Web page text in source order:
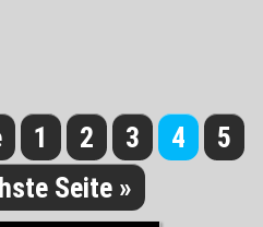
1 2 3 4
5
Seite »